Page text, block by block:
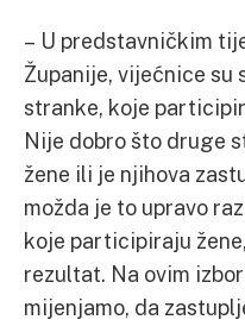
– U predstavničkim
Županije, vijećnice su
stranke, koje
Nije dobro što druge
žene ili je njihova
možda je to upravo
koje participiraju
rezultat. Na ovim
mijenjamo, da